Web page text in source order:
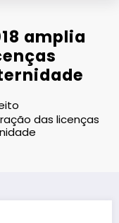
amplia
das licenças